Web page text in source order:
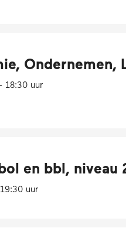
18:30 uur
en bbl, niveau
uur